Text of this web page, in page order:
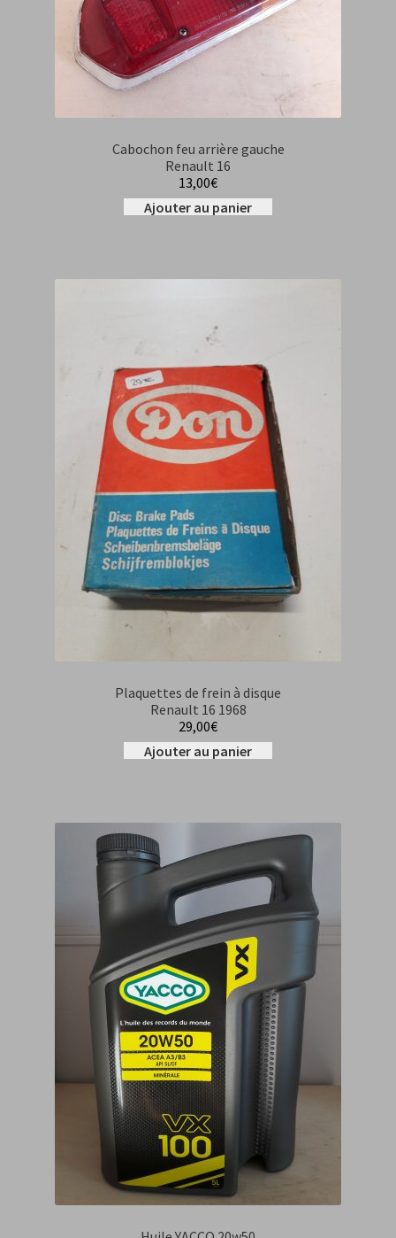
Cabochon feu arrière gauche
Renault 16
13,00€
Ajouter au panier
Plaquettes de frein à disque
Renault 16 1968
29,00€
Ajouter au panier